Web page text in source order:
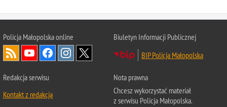
Policja Małopolska online
Biuletyn Informacji Publicznej
BIP Policja Małopolska
Redakcja serwisu
Kontakt z redakcją
Nota prawna
Chcesz wykorzystać materiał
z serwisu Policja Małopolska.